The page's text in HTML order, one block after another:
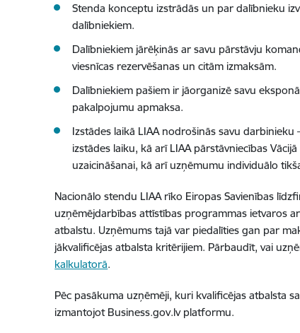
Stenda konceptu izstrādās un par dalībnieku
dalībniekiem.
Dalībniekiem jārēķinās ar savu pārstāvju
viesnīcas rezervēšanas un citām izmaksām.
Dalībniekiem pašiem ir jāorganizē savu
pakalpojumu apmaksa.
Izstādes laikā LIAA nodrošinās savu
izstādes laiku, kā arī LIAA pārstāvniecības
uzaicināšanai, kā arī uzņēmumu individuālo
Nacionālo stendu LIAA rīko Eiropas Savienības
uzņēmējdarbības attīstības programmas ietvaros
atbalstu. Uzņēmums tajā var piedalīties gan par
jākvalificējas atbalsta kritērijiem. Pārbaudīt, vai
kalkulatorā.
Pēc pasākuma uzņēmēji, kuri kvalificējas atbalsta
izmantojot Business.gov.lv platformu.